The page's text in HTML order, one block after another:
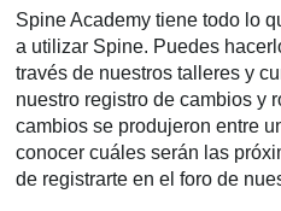
Spine Academy tiene todo lo
a utilizar Spine. Puedes
través de nuestros talleres y
nuestro registro de cambios y
cambios se produjeron entre
conocer cuáles serán las
de registrarte en el foro de